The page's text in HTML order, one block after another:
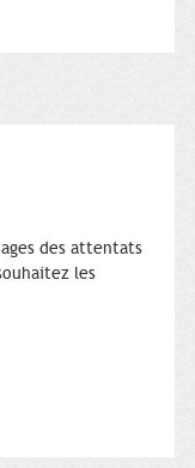
des attentats
les